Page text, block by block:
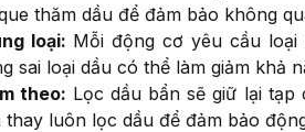
thăm dầu để đảm bảo không
loại: Mỗi động cơ yêu cầu
sai loại dầu có thể làm giảm khả
theo: Lọc dầu bẩn sẽ giữ lại tạp
luôn lọc dầu để đảm bảo